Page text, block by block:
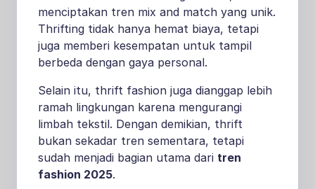
menciptakan tren mix and match yang unik.
Thrifting tidak hanya hemat biaya, tetapi
juga memberi kesempatan untuk tampil
berbeda dengan gaya personal.
Selain itu, thrift fashion juga dianggap lebih
ramah lingkungan karena mengurangi
limbah tekstil. Dengan demikian, thrift
bukan sekadar tren sementara, tetapi
sudah menjadi bagian utama dari tren
fashion 2025.